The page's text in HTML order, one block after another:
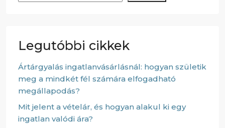
Legutóbbi cikkek
Ártárgyalás ingatlanvásárlásnál: hogyan születik
meg a mindkét fél számára elfogadható
megállapodás?
Mit jelent a vételár, és hogyan alakul ki egy
ingatlan valódi ára?